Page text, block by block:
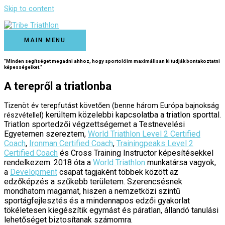
Skip to content
MAIN MENU
"Minden segítséget megadni ahhoz, hogy sportolóim maximálisan ki tudják bontakoztatni
képességeiket."
A terepről a triatlonba
Tizenöt év terepfutást követően (benne három Európa bajnokság
részvétellel) kerültem közelebbi kapcsolatba a triatlon sporttal.
Triatlon sportedzői végzettségemet a Testnevelési
Egyetemen szereztem, World Triathlon Level 2 Certified
Coach, Ironman Certified Coach, Trainingpeaks Level 2
Certified Coach és Cross Training Instructor képesítésekkel
rendelkezem. 2018 óta a World Triathlon munkatársa vagyok,
a Development csapat tagjaként többek között az
edzőképzés a szűkebb területem. Szerencsésnek
mondhatom magamat, hiszen a nemzetközi szintű
sportágfejlesztés és a mindennapos edzői gyakorlat
tökéletesen kiegészítik egymást és páratlan, állandó tanulási
lehetőséget biztosítanak számomra.